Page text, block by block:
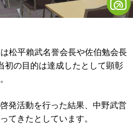
松平賴武名誉会長や佐伯勉会長
初の目的は達成したとして顕彰
発活動を行った結果、中野武営
てきたとしています。